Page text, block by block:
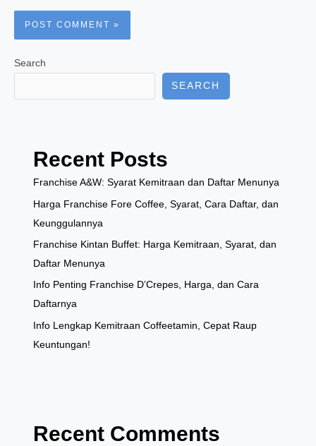
Search
SEARCH
Recent Posts
Franchise A&W: Syarat Kemitraan dan Daftar Menunya
Harga Franchise Fore Coffee, Syarat, Cara Daftar, dan
Keunggulannya
Franchise Kintan Buffet: Harga Kemitraan, Syarat, dan
Daftar Menunya
Info Penting Franchise D’Crepes, Harga, dan Cara
Daftarnya
Info Lengkap Kemitraan Coffeetamin, Cepat Raup
Keuntungan!
Recent Comments